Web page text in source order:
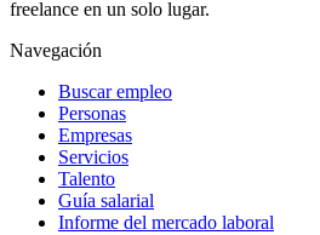
freelance en un solo lugar.
Navegación
Buscar empleo
Personas
Empresas
Servicios
Talento
Guía salarial
Informe del mercado laboral